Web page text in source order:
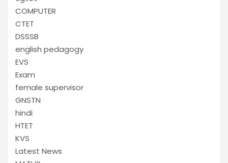
COMPUTER
CTET
DSSSB
english pedagogy
EVS
Exam
female supervisor
GNSTN
hindi
HTET
KVS
Latest News